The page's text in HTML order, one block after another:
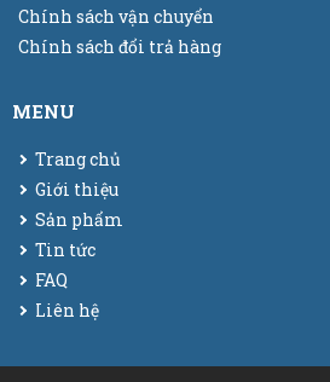
Chính sách vận chuyển
Chính sách đổi trả hàng
MENU
Trang chủ
Giới thiệu
Sản phẩm
Tin tức
FAQ
Liên hệ